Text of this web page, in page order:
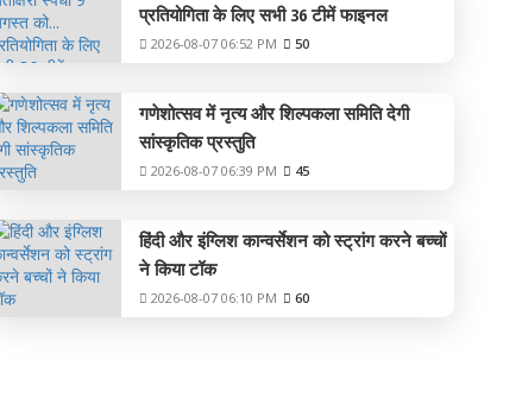
प्रतियोगिता के लिए सभी 36 टीमें फाइनल
2026-08-07 06:52 PM 50
गणेशोत्सव में नृत्य और शिल्पकला समिति देगी
सांस्कृतिक प्रस्तुति
2026-08-07 06:39 PM 45
हिंदी और इंग्लिश कान्वर्सेशन को स्ट्रांग करने बच्चों
ने किया टॉक
2026-08-07 06:10 PM 60